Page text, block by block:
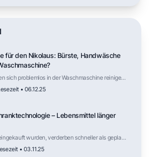
für den Nikolaus: Bürste, Handwäsche
sich problemlos in der Waschmaschine reinigen,
Mit der richtigen Vorbereitung und
• 06.12.25
– Lebensmittel länger
wurden, verderben schneller als geplant.
funktioniert.
• 03.11.25